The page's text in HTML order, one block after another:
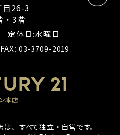
目26-3
・3階
定休日:水曜日
03-3709-2019
、すべて独立・自営です。